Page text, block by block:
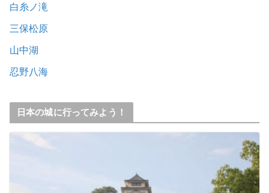
白糸ノ滝
三保松原
山中湖
忍野八海
日本の城に行ってみよう！